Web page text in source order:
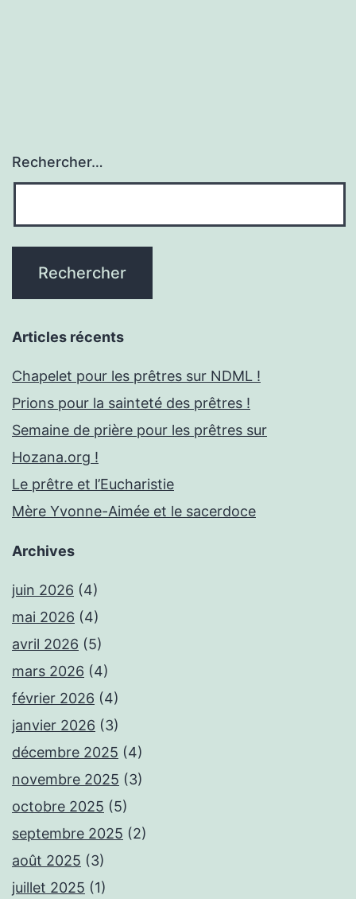
Rechercher…
Articles récents
Chapelet pour les prêtres sur NDML !
Prions pour la sainteté des prêtres !
Semaine de prière pour les prêtres sur
Hozana.org !
Le prêtre et l’Eucharistie
Mère Yvonne-Aimée et le sacerdoce
Archives
juin 2026 (4)
mai 2026 (4)
avril 2026 (5)
mars 2026 (4)
février 2026 (4)
janvier 2026 (3)
décembre 2025 (4)
novembre 2025 (3)
octobre 2025 (5)
septembre 2025 (2)
août 2025 (3)
juillet 2025 (1)